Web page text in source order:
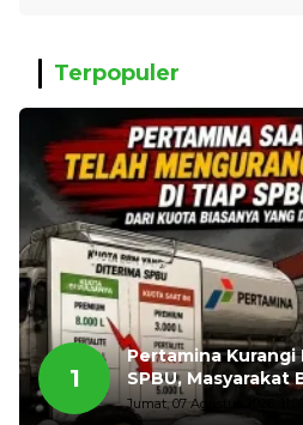
Terpopuler
1
Pertamina Kurangi
SPBU, Masyarakat
Jumat, 07 Agustus 2026,